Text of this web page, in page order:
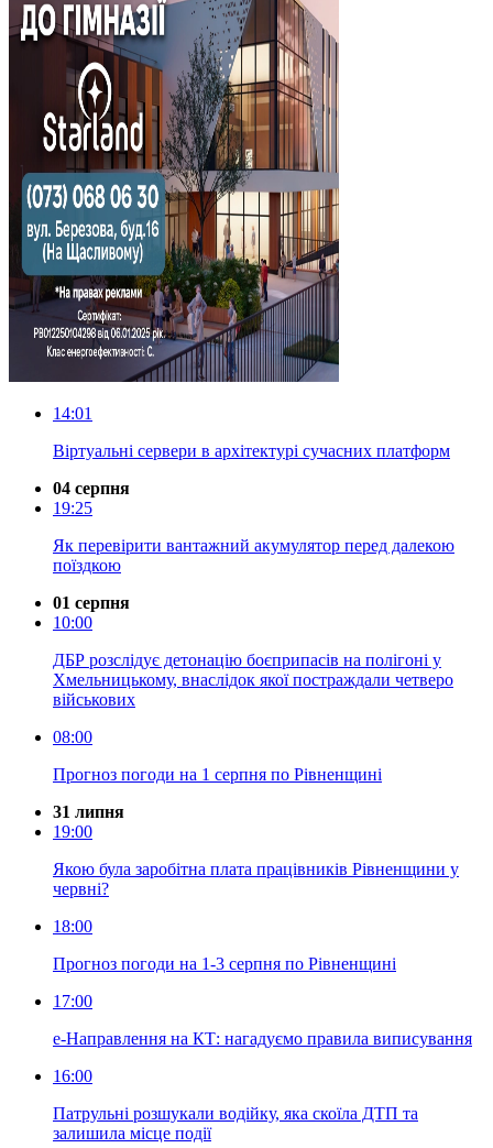
14:01
Віртуальні сервери в архітектурі сучасних платформ
04 серпня
19:25
Як перевірити вантажний акумулятор перед далекою
поїздкою
01 серпня
10:00
ДБР розслідує детонацію боєприпасів на полігоні у
Хмельницькому, внаслідок якої постраждали четверо
військових
08:00
Прогноз погоди на 1 серпня по Рівненщині
31 липня
19:00
Якою була заробітна плата працівників Рівненщини у
червні?
18:00
Прогноз погоди на 1-3 серпня по Рівненщині
17:00
е-Направлення на КТ: нагадуємо правила виписування
16:00
Патрульні розшукали водійку, яка скоїла ДТП та
залишила місце події